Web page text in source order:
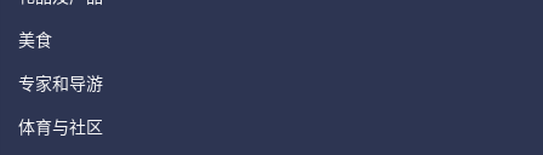
美食
专家和导游
体育与社区